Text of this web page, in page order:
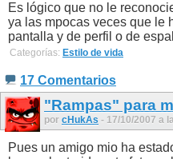
Es lógico que no le
ya las mpocas veces que le
pantalla y de perfil o de
Categorías: Estilo de vida
17 Comentarios
"Rampas" para
por cHukAs - 17/10/2007 a
Pues un amigo mio ha